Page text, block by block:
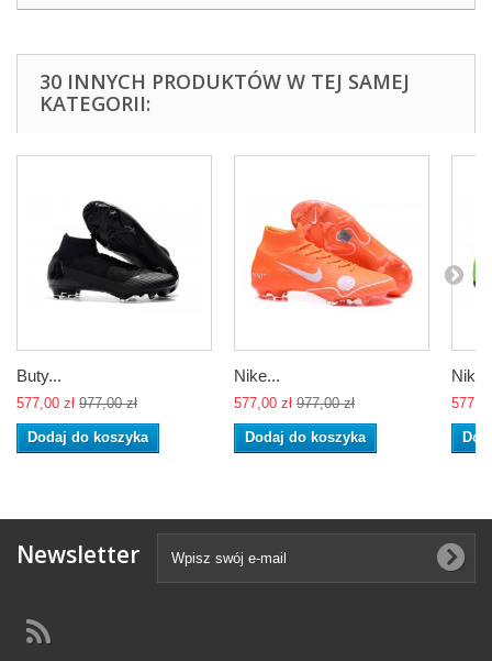
30 INNYCH PRODUKTÓW W TEJ SAMEJ
KATEGORII:
Buty...
577,00 zł 977,00 zł
Dodaj do koszyka
Nike...
577,00 zł 977,00 zł
Dodaj do koszyka
Newsletter